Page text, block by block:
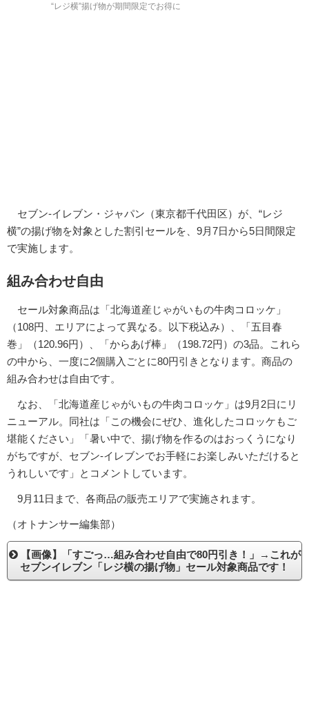
“レジ横”揚げ物が期間限定でお得に
セブン-イレブン・ジャパン（東京都千代田区）が、“レジ
横”の揚げ物を対象とした割引セールを、9月7日から5日間限定
で実施します。
組み合わせ自由
セール対象商品は「北海道産じゃがいもの牛肉コロッケ」
（108円、エリアによって異なる。以下税込み）、「五目春
巻」（120.96円）、「からあげ棒」（198.72円）の3品。これら
の中から、一度に2個購入ごとに80円引きとなります。商品の
組み合わせは自由です。
なお、「北海道産じゃがいもの牛肉コロッケ」は9月2日にリ
ニューアル。同社は「この機会にぜひ、進化したコロッケもご
堪能ください」「暑い中で、揚げ物を作るのはおっくうになり
がちですが、セブン‐イレブンでお手軽にお楽しみいただけると
うれしいです」とコメントしています。
9月11日まで、各商品の販売エリアで実施されます。
（オトナンサー編集部）
【画像】「すごっ…組み合わせ自由で80円引き！」→これが
セブンイレブン「レジ横の揚げ物」セール対象商品です！